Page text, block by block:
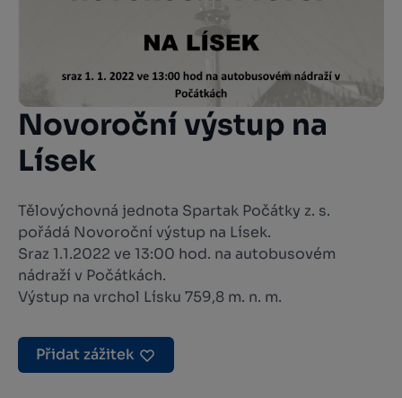
Novoroční výstup na
Lísek
Tělovýchovná jednota Spartak Počátky z. s.
pořádá Novoroční výstup na Lísek.
Sraz 1.1.2022 ve 13:00 hod. na autobusovém
nádraží v Počátkách.
Výstup na vrchol Lísku 759,8 m. n. m.
Přidat zážitek